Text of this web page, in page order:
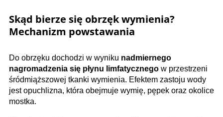
Skąd bierze się obrzęk wymienia?
Mechanizm powstawania
Do obrzęku dochodzi w wyniku nadmiernego
nagromadzenia się płynu limfatycznego w przestrzeni
śródmiąższowej tkanki wymienia. Efektem zastoju wody
jest opuchlizna, która obejmuje wymię, pępek oraz okolice
mostka.